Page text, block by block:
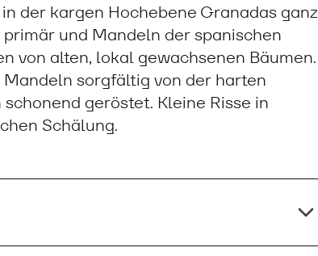
der kargen Hochebene Granadas ganz
und Mandeln der spanischen
von alten, lokal gewachsenen Bäumen.
sorgfältig von der harten
geröstet. Kleine Risse in
Schälung.